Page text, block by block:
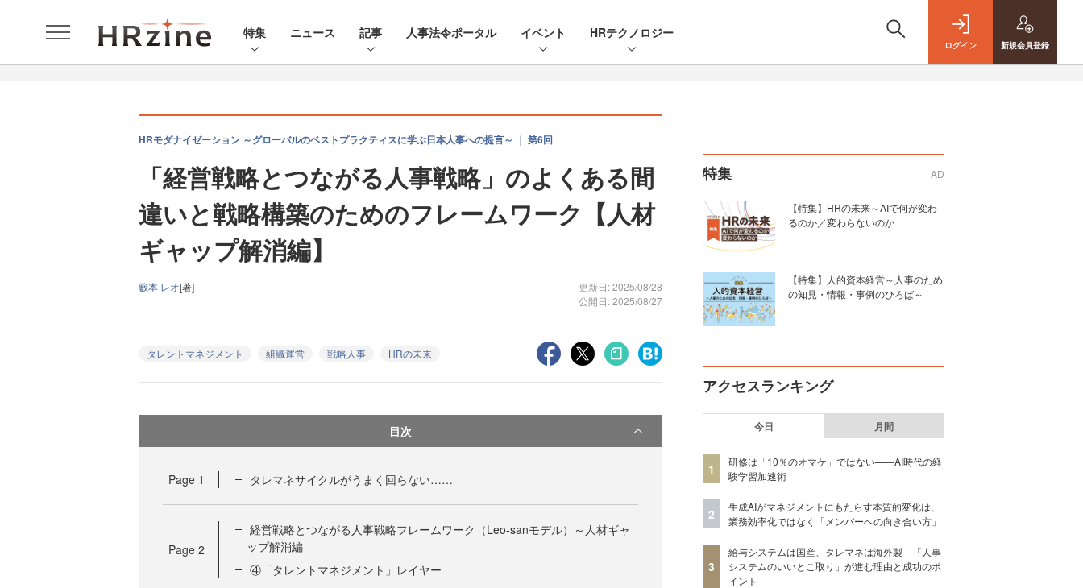
特集 ニュース 記事 人事法令ポータル イベント HRテクノロジー
ログイン 新規会員登録
HRモダナイゼーション ～グローバルのベストプラクティスに学ぶ日本人事への提言～ ｜ 第6回
「経営戦略とつながる人事戦略」のよくある間
違いと戦略構築のためのフレームワーク【人材
ギャップ解消編】
籔本 レオ[著]
更新日: 2025/08/28
公開日: 2025/08/27
タレントマネジメント 組織運営 戦略人事 HRの未来
目次
Page 1 タレマネサイクルがうまく回らない……
Page 2
経営戦略とつながる人事戦略フレームワーク（Leo-sanモデル）～人材ギャ
ップ解消編
④「タレントマネジメント」レイヤー
特集 AD
【特集】HRの未来～AIで何が変わ
るのか／変わらないのか
【特集】人的資本経営～人事のため
の知見・情報・事例のひろば～
アクセスランキング
今日 月間
1
研修は「10％のオマケ」ではない——AI時代の経
験学習加速術
2
生成AIがマネジメントにもたらす本質的変化は、
業務効率化ではなく「メンバーへの向き合い方」
3
給与システムは国産、タレマネは海外製 「人事
システムのいいとこ取り」が進む理由と成功のポ
イント